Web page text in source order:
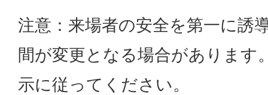
注意：来場者の安全を第一に誘
間が変更となる場合があります
示に従ってください。